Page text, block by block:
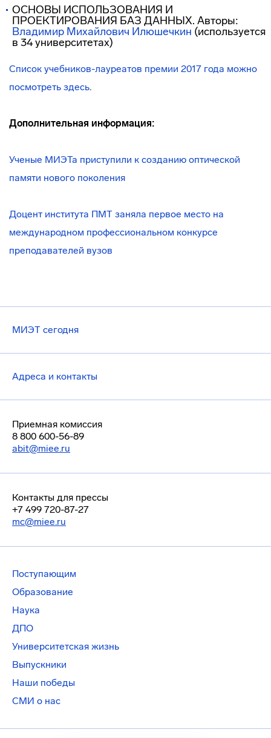
ОСНОВЫ ИСПОЛЬЗОВАНИЯ И
ПРОЕКТИРОВАНИЯ БАЗ ДАННЫХ. Авторы:
Владимир Михайлович Илюшечкин (используется
в 34 университетах)
Список учебников-лауреатов премии 2017 года можно
посмотреть здесь.
Дополнительная информация:
Ученые МИЭТа приступили к созданию оптической
памяти нового поколения
Доцент института ПМТ заняла первое место на
международном профессиональном конкурсе
преподавателей вузов
МИЭТ сегодня
Адреса и контакты
Приемная комиссия
8 800 600-56-89
abit@miee.ru
Контакты для прессы
+7 499 720-87-27
mc@miee.ru
Поступающим
Образование
Наука
ДПО
Университетская жизнь
Выпускники
Наши победы
СМИ о нас